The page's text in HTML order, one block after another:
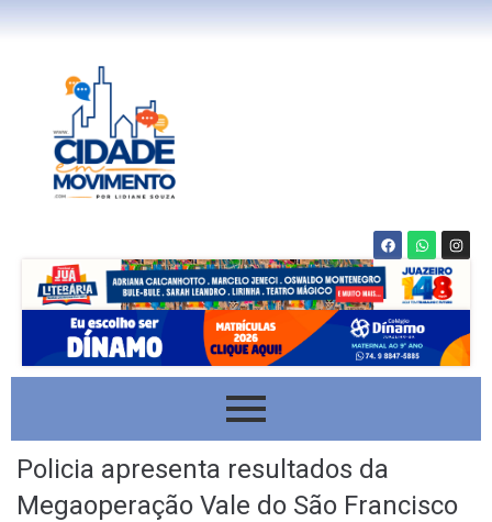
Policia apresenta resultados da
Megaoperação Vale do São Francisco